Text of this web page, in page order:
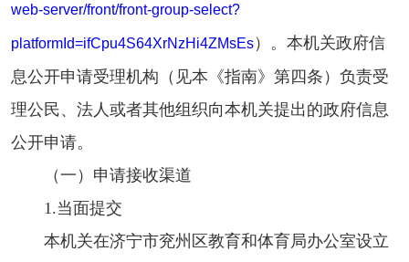
web-server/front/front-group-select?
platformId=ifCpu4S64XrNzHi4ZMsEs）。本机关政府信
息公开申请受理机构（见本《指南》第四条）负责受
理公民、法人或者其他组织向本机关提出的政府信息
公开申请。
（一）申请接收渠道
1.当面提交
本机关在济宁市兖州区教育和体育局办公室设立